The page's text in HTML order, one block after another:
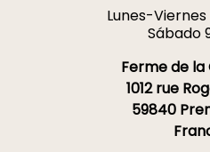
Lunes-
Sábado
Ferme de
1012 rue
59840